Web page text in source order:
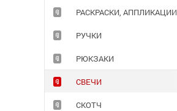
РАСКРАСКИ, АППЛИКАЦИИ
РУЧКИ
РЮКЗАКИ
СВЕЧИ
СКОТЧ